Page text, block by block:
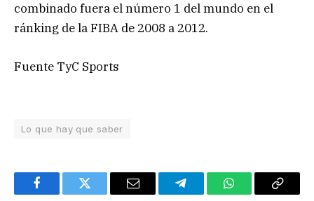
combinado fuera el número 1 del mundo en el
ránking de la FIBA de 2008 a 2012.
Fuente TyC Sports
Lo que hay que saber
FacebookTwitter Email TelegramWhatsAppCopy